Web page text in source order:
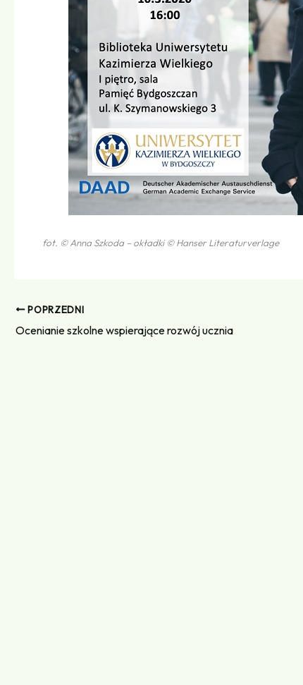
fot. © Anna Szkoda – okładki © Hanser Literaturverlage
POPRZEDNI
Ocenianie szkolne wspierające rozwój ucznia